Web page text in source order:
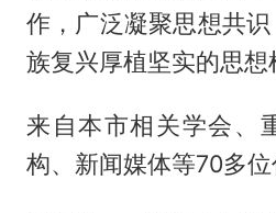
作，广泛凝聚思想共
族复兴厚植坚实的思想
来自本市相关学会、
构、新闻媒体等70多位